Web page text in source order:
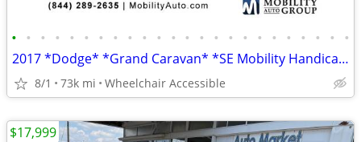
• • • • • • • • • • • • • • • • • • • • • • • •
2017 *Dodge* *Grand Caravan* *SE Mobility Handicap Van
8/1 73k mi Wheelchair Accessible
$17,999